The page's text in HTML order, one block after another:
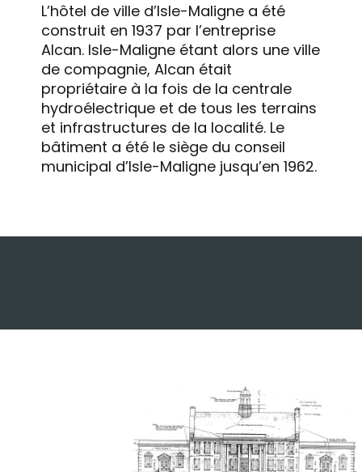
L’hôtel de ville d’Isle-Maligne a été
construit en 1937 par l’entreprise
Alcan. Isle-Maligne étant alors une ville
de compagnie, Alcan était
propriétaire à la fois de la centrale
hydroélectrique et de tous les terrains
et infrastructures de la localité. Le
bâtiment a été le siège du conseil
municipal d’Isle-Maligne jusqu’en 1962.